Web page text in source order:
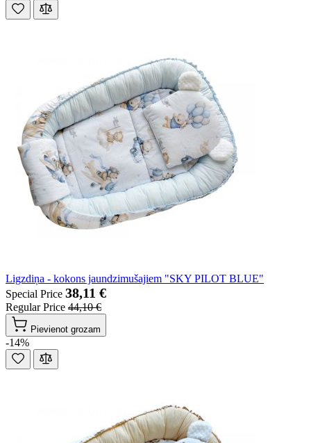
Ligzdiņa - kokons jaundzimušajiem "SKY PILOT BLUE"
Special Price 38,11 €
Regular Price 44,10 €
Pievienot grozam
-14%